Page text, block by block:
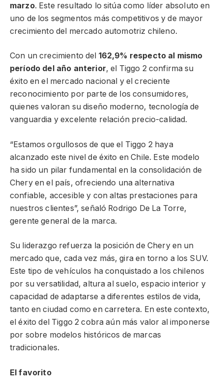
marzo. Este resultado lo sitúa como líder absoluto en
uno de los segmentos más competitivos y de mayor
crecimiento del mercado automotriz chileno.
Con un crecimiento del 162,9% respecto al mismo
período del año anterior, el Tiggo 2 confirma su
éxito en el mercado nacional y el creciente
reconocimiento por parte de los consumidores,
quienes valoran su diseño moderno, tecnología de
vanguardia y excelente relación precio-calidad.
“Estamos orgullosos de que el Tiggo 2 haya
alcanzado este nivel de éxito en Chile. Este modelo
ha sido un pilar fundamental en la consolidación de
Chery en el país, ofreciendo una alternativa
confiable, accesible y con altas prestaciones para
nuestros clientes”, señaló Rodrigo De La Torre,
gerente general de la marca.
Su liderazgo refuerza la posición de Chery en un
mercado que, cada vez más, gira en torno a los SUV.
Este tipo de vehículos ha conquistado a los chilenos
por su versatilidad, altura al suelo, espacio interior y
capacidad de adaptarse a diferentes estilos de vida,
tanto en ciudad como en carretera. En este contexto,
el éxito del Tiggo 2 cobra aún más valor al imponerse
por sobre modelos históricos de marcas
tradicionales.
El favorito